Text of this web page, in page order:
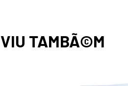
VIU TAMBÃ©M